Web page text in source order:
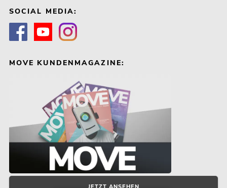
SOCIAL MEDIA:
MOVE KUNDENMAGAZINE: